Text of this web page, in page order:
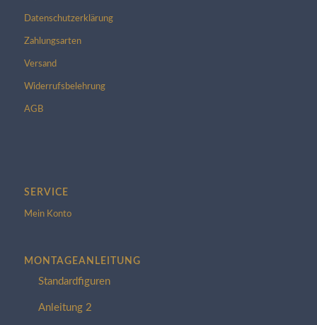
Datenschutzerklärung
Zahlungsarten
Versand
Widerrufsbelehrung
AGB
SERVICE
Mein Konto
MONTAGEANLEITUNG
Standardfiguren
Anleitung 2